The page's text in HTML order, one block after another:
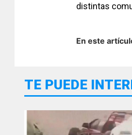
distintas
En este
TE PUEDE